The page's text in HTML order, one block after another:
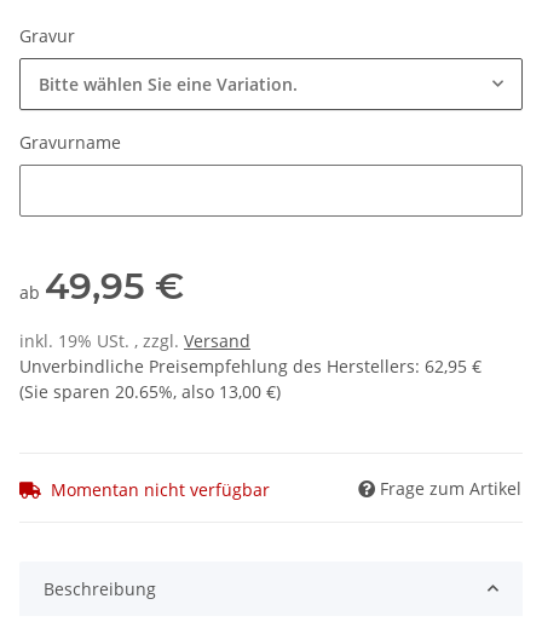
Gravur
Bitte wählen Sie eine Variation.
Gravurname
ab 49,95 €
inkl. 19% USt. , zzgl. Versand
Unverbindliche Preisempfehlung des Herstellers: 62,95 €
(Sie sparen 20.65%, also 13,00 €)
Momentan nicht verfügbar Frage zum Artikel
Beschreibung